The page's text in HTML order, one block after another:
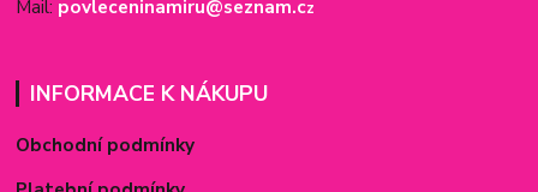
Mail: povleceninamiru@seznam.cz
INFORMACE K NÁKUPU
Obchodní podmínky